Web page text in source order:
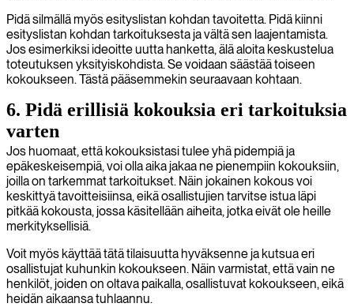
Pidä silmällä myös esityslistan kohdan tavoitetta. Pidä kiinni
esityslistan kohdan tarkoituksesta ja vältä sen laajentamista.
Jos esimerkiksi ideoitte uutta hanketta, älä aloita keskustelua
toteutuksen yksityiskohdista. Se voidaan säästää toiseen
kokoukseen. Tästä pääsemmekin seuraavaan kohtaan.
6. Pidä erillisiä kokouksia eri tarkoituksia
varten
Jos huomaat, että kokouksistasi tulee yhä pidempiä ja
epäkeskeisempiä, voi olla aika jakaa ne pienempiin kokouksiin,
joilla on tarkemmat tarkoitukset. Näin jokainen kokous voi
keskittyä tavoitteisiinsa, eikä osallistujien tarvitse istua läpi
pitkää kokousta, jossa käsitellään aiheita, jotka eivät ole heille
merkityksellisiä.
Voit myös käyttää tätä tilaisuutta hyväksenne ja kutsua eri
osallistujat kuhunkin kokoukseen. Näin varmistat, että vain ne
henkilöt, joiden on oltava paikalla, osallistuvat kokoukseen, eikä
heidän aikaansa tuhlaannu.